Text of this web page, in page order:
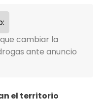
cambiar la
ante anuncio
el territorio